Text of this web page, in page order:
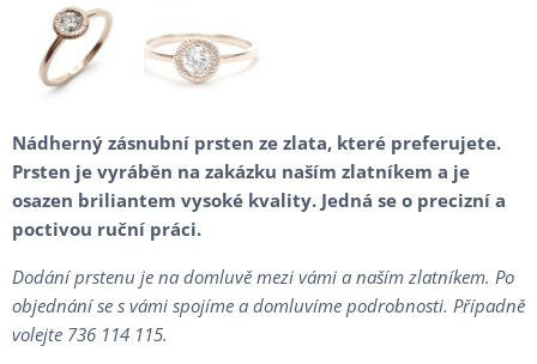
Nádherný zásnubní prsten ze zlata, které preferujete.
Prsten je vyráběn na zakázku naším zlatníkem a je
osazen briliantem vysoké kvality. Jedná se o precizní a
poctivou ruční práci.
Dodání prstenu je na domluvě mezi vámi a naším zlatníkem. Po
objednání se s vámi spojíme a domluvíme podrobnosti. Případně
volejte 736 114 115.